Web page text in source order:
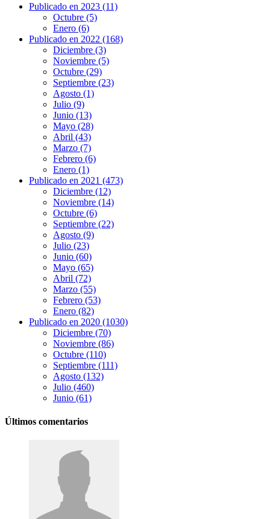
Publicado en 2023 (11)
Octubre (5)
Enero (6)
Publicado en 2022 (168)
Diciembre (3)
Noviembre (5)
Octubre (29)
Septiembre (23)
Agosto (1)
Julio (9)
Junio (13)
Mayo (28)
Abril (43)
Marzo (7)
Febrero (6)
Enero (1)
Publicado en 2021 (473)
Diciembre (12)
Noviembre (14)
Octubre (6)
Septiembre (22)
Agosto (9)
Julio (23)
Junio (60)
Mayo (65)
Abril (72)
Marzo (55)
Febrero (53)
Enero (82)
Publicado en 2020 (1030)
Diciembre (70)
Noviembre (86)
Octubre (110)
Septiembre (111)
Agosto (132)
Julio (460)
Junio (61)
Últimos comentarios